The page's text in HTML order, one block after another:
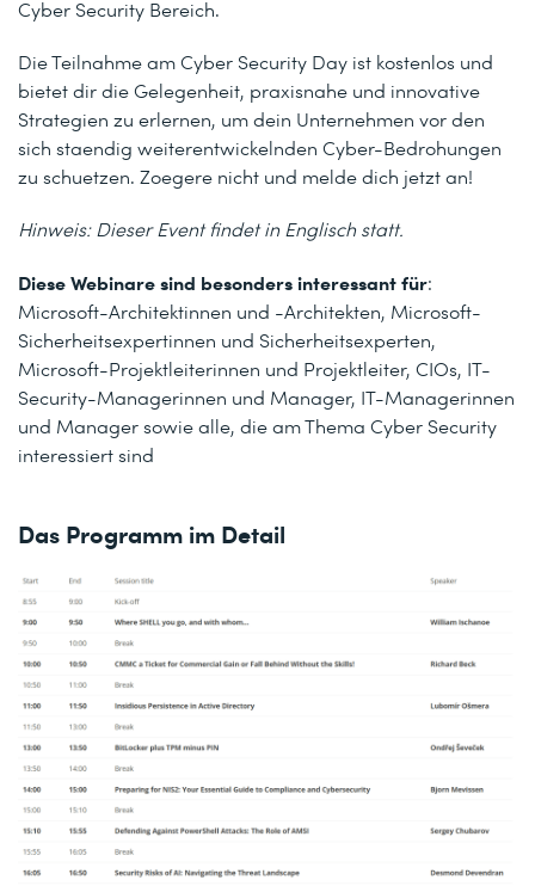
Cyber Security Bereich.
Die Teilnahme am Cyber Security Day ist kostenlos und
bietet dir die Gelegenheit, praxisnahe und innovative
Strategien zu erlernen, um dein Unternehmen vor den
sich staendig weiterentwickelnden Cyber-Bedrohungen
zu schuetzen. Zoegere nicht und melde dich jetzt an!
Hinweis: Dieser Event findet in Englisch statt.
Diese Webinare sind besonders interessant für:
Microsoft-Architektinnen und -Architekten, Microsoft-
Sicherheitsexpertinnen und Sicherheitsexperten,
Microsoft-Projektleiterinnen und Projektleiter, CIOs, IT-
Security-Managerinnen und Manager, IT-Managerinnen
und Manager sowie alle, die am Thema Cyber Security
interessiert sind
Das Programm im Detail